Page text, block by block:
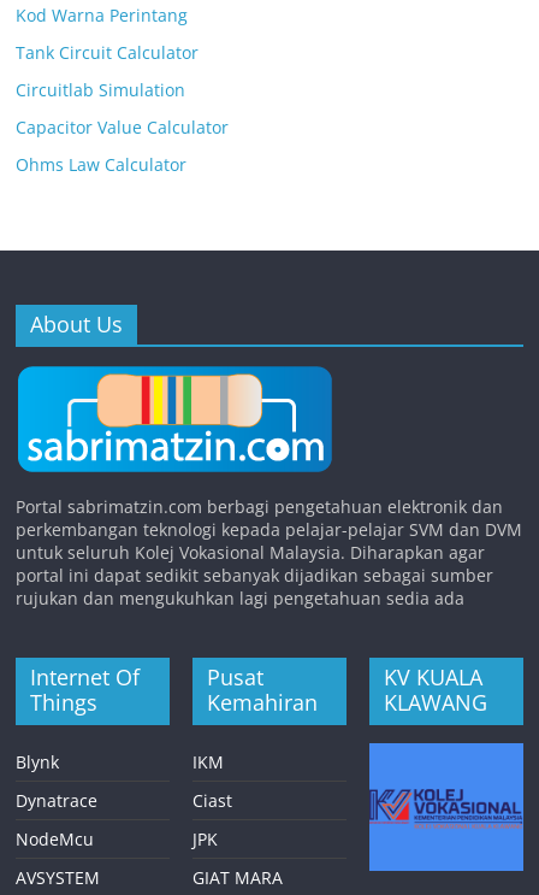
Kod Warna Perintang
Tank Circuit Calculator
Circuitlab Simulation
Capacitor Value Calculator
Ohms Law Calculator
About Us
Portal sabrimatzin.com berbagi pengetahuan elektronik dan
perkembangan teknologi kepada pelajar-pelajar SVM dan DVM
untuk seluruh Kolej Vokasional Malaysia. Diharapkan agar
portal ini dapat sedikit sebanyak dijadikan sebagai sumber
rujukan dan mengukuhkan lagi pengetahuan sedia ada
Internet Of
Things
Blynk
Dynatrace
NodeMcu
AVSYSTEM
Pusat
Kemahiran
IKM
Ciast
JPK
GIAT MARA
KV KUALA
KLAWANG